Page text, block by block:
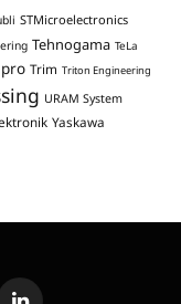
STMicroelectronics
Tehnogama TeLa
pro Trim Triton Engineering
URAM System
Yaskawa